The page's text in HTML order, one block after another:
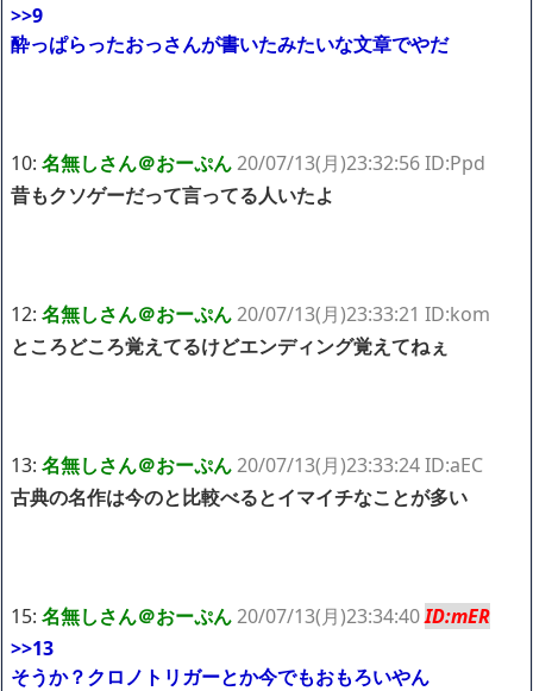
>>9
酔っぱらったおっさんが書いたみたいな文章でやだ
10: 名無しさん＠おーぷん20/07/13(月)23:32:56 ID:Ppd
昔もクソゲーだって言ってる人いたよ
12: 名無しさん＠おーぷん20/07/13(月)23:33:21 ID:kom
ところどころ覚えてるけどエンディング覚えてねぇ
13: 名無しさん＠おーぷん20/07/13(月)23:33:24 ID:aEC
古典の名作は今のと比較べるとイマイチなことが多い
15: 名無しさん＠おーぷん20/07/13(月)23:34:40ID:mER
>>13
そうか？クロノトリガーとか今でもおもろいやん